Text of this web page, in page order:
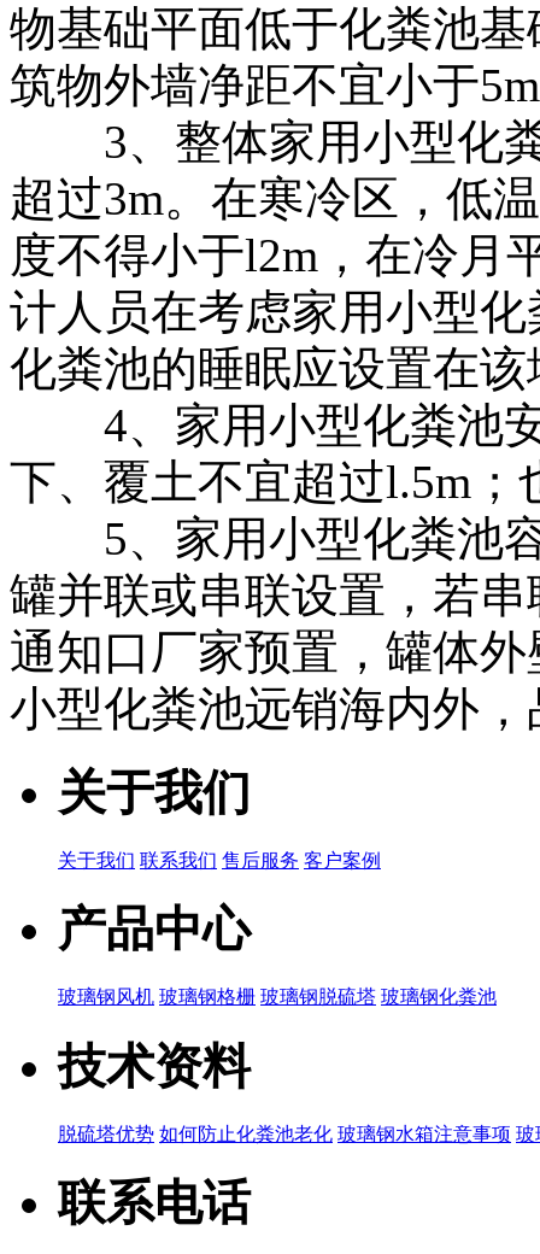
物基础平面低于化粪池
筑物外墙净距不宜小于
3、整体家用小型化粪
超过3m。在寒冷区，低
度不得小于l2m，在冷月
计人员在考虑家用小型
化粪池的睡眠应设置在
4、家用小型化粪池安
下、覆土不宜超过l.5m
5、家用小型化粪池容
罐并联或串联设置，若
通知口厂家预置，罐体
小型化粪池远销海内外
关于我们
关于我们 联系我们 售后服务 客户案例
产品中心
玻璃钢风机 玻璃钢格栅 玻璃钢脱硫塔 玻璃钢化粪池
技术资料
脱硫塔优势 如何防止化粪池老化 玻璃钢水箱注意事项 玻
联系电话